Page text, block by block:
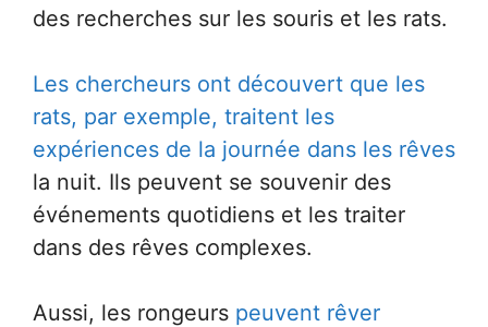
des recherches sur les souris et les rats.
Les chercheurs ont découvert que les
rats, par exemple, traitent les
expériences de la journée dans les rêves
la nuit. Ils peuvent se souvenir des
événements quotidiens et les traiter
dans des rêves complexes.
Aussi, les rongeurs peuvent rêver